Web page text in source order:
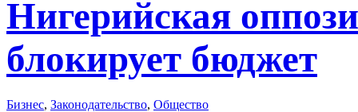
Нигерийская
блокирует бюджет
Бизнес, Законодательство, Общество